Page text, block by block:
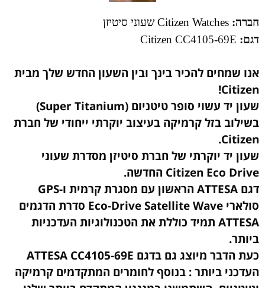
חברה:
דגם: Citizen CC4105-69E
אנו שמחים להכיר בינך ובין השעון החדש שלך מבית
Citizen!
שעון יד עשוי סופר טיטניום (Super Titanium)
בשילוב בזל קרמיקה בעיצוב יוקרתי ייחודי של חברת
Citizen.
שעון יד יוקרתי של חברת סיטיזן מסדרת שעוני
Citizen Eco Drive החדשה.
דגם ATTESA הראשון עם מסגרת קרמית ו-GPS
סולארי Eco-Drive Satellite Wave סדרת הדגמים
ATTESA תמיד כוללת את הטכנולוגיות העדכניות
ביותר.
כעת הדבר מיוצג גם בדגם ATTESA CC4105-69E
העדכני ביותר : בנוסף לחומרים המתקדמים קרמיקה